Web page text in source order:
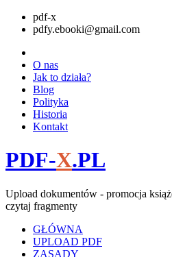
pdf-x
pdfy.ebooki@gmail.com
O nas
Jak to działa?
Blog
Polityka
Historia
Kontakt
PDF-X.PL
Upload dokumentów - promocja
czytaj fragmenty
GŁÓWNA
UPLOAD PDF
ZASADY